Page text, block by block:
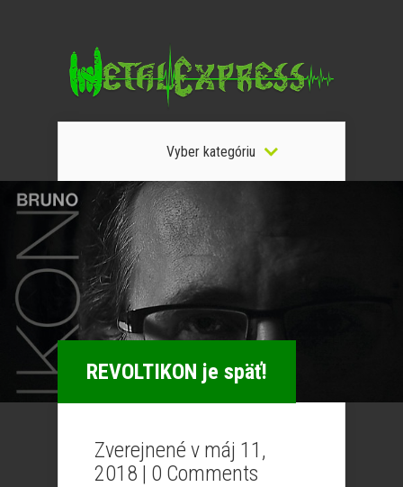
Vyber kategóriu
REVOLTIKON je späť!
Zverejnené v máj 11,
2018 | 0 Comments